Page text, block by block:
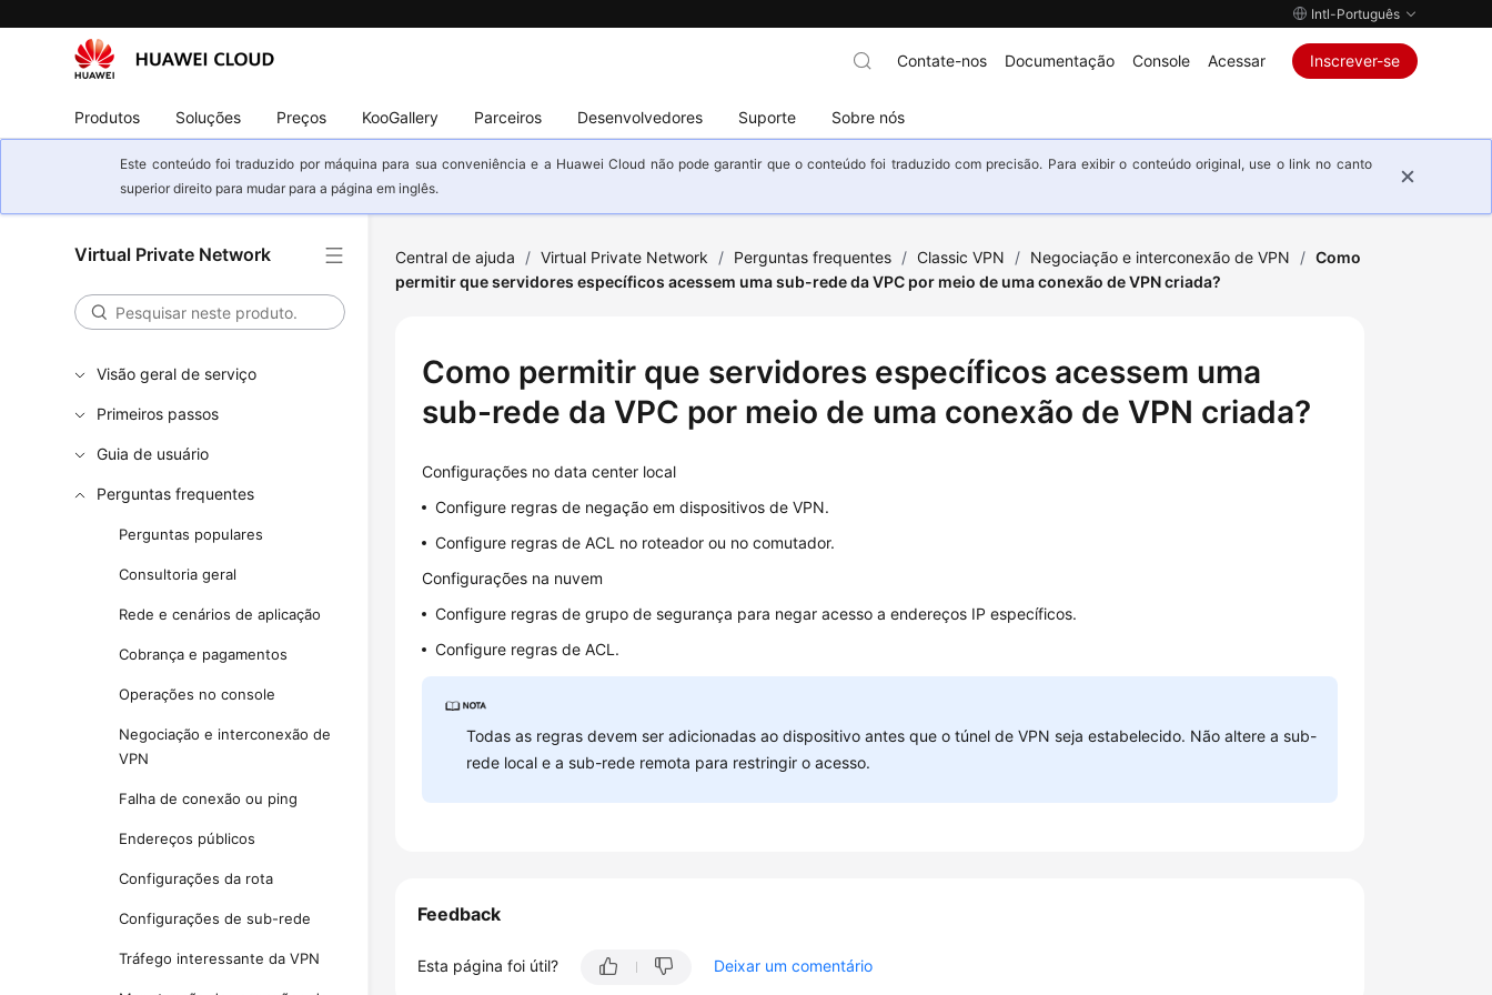
Intl-Português
Produtos Soluções Preços KooGallery Parceiros Desenvolvedores Suporte Sobre nós
Contate-nos Documentação Console Acessar Inscrever-se
Este conteúdo foi traduzido por máquina para sua conveniência e a Huawei Cloud não pode garantir que o conteúdo foi traduzido com precisão. Para exibir o conteúdo original, use o link no canto
superior direito para mudar para a página em inglês.
Virtual Private Network
Visão geral de serviço
Primeiros passos
Guia de usuário
Perguntas frequentes
Perguntas populares
Consultoria geral
Rede e cenários de aplicação
Cobrança e pagamentos
Operações no console
Negociação e interconexão de
VPN
Falha de conexão ou ping
Endereços públicos
Configurações da rota
Configurações de sub-rede
Tráfego interessante da VPN
Central de ajuda / Virtual Private Network / Perguntas frequentes / Classic VPN / Negociação e interconexão de VPN / Como
permitir que servidores específicos acessem uma sub-rede da VPC por meio de uma conexão de VPN criada?
Como permitir que servidores específicos acessem uma
sub-rede da VPC por meio de uma conexão de VPN criada?
Configurações no data center local
Configure regras de negação em dispositivos de VPN.
Configure regras de ACL no roteador ou no comutador.
Configurações na nuvem
Configure regras de grupo de segurança para negar acesso a endereços IP específicos.
Configure regras de ACL.
Todas as regras devem ser adicionadas ao dispositivo antes que o túnel de VPN seja estabelecido. Não altere a sub-
rede local e a sub-rede remota para restringir o acesso.
Feedback
Esta página foi útil? Deixar um comentário